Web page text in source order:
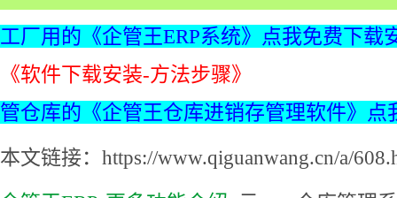
工厂用的《企管王ERP系统》点我免费下载
《软件下载安装-方法步骤》
管仓库的《企管王仓库进销存管理软件》点
本文链接：https://www.qiguanwang.cn/a/